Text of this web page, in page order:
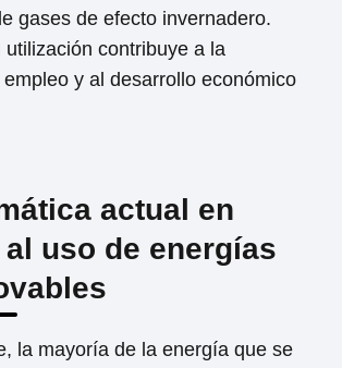
gases de efecto invernadero.
utilización contribuye a la
y al desarrollo económico
actual en
uso de energías
la mayoría de la energía que se